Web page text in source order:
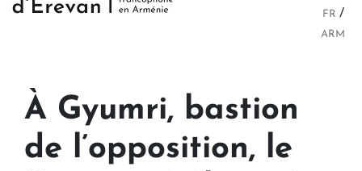
FR
ARM
À Gyumri, bastion
de l’opposition, le